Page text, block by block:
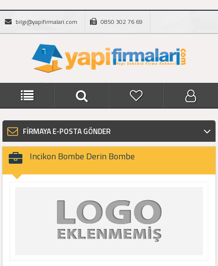
bilgi@yapifirmalari.com 0850 302 76 69
FİRMAYA E-POSTA GÖNDER
Incikon Bombe Derin Bombe